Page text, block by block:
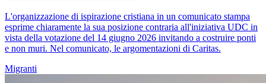
L'organizzazione di ispirazione cristiana in un comunicato stampa
esprime chiaramente la sua posizione contraria all'iniziativa UDC in
vista della votazione del 14 giugno 2026 invitando a costruire ponti
e non muri. Nel comunicato, le argomentazioni di Caritas.
Migranti